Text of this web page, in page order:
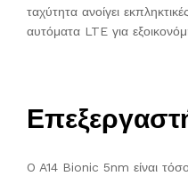
ταχύτητα ανοίγει
αυτόματα LTE για
O A14 Bionic 5nm είναι